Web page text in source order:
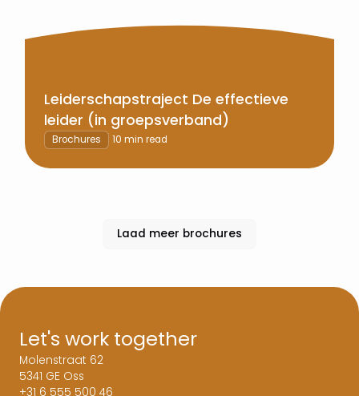
Leiderschapstraject De effectieve
leider (in groepsverband)
Brochures 10 min read
Laad meer brochures
Let's work together
Molenstraat 62
5341 GE Oss
+31 6 555 500 46